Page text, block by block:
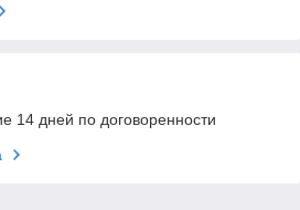
14 дней по договоренности